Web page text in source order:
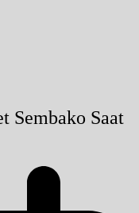
Sembako Saat